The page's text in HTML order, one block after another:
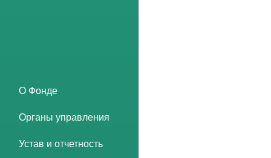
О Фонде
Органы управления
Устав и отчетность